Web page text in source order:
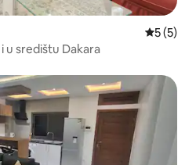
5 (5)
u središtu Dakara